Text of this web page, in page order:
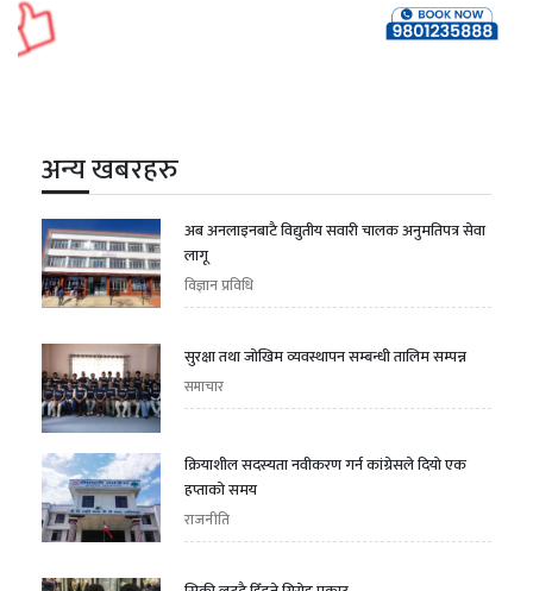
अन्य खबरहरु
अब अनलाइनबाटै विद्युतीय सवारी चालक अनुमतिपत्र सेवा
लागू
विज्ञान प्रविधि
सुरक्षा तथा जोखिम व्यवस्थापन सम्बन्धी तालिम सम्पन्न
समाचार
क्रियाशील सदस्यता नवीकरण गर्न कांग्रेसले दियो एक
हप्ताको समय
राजनीति